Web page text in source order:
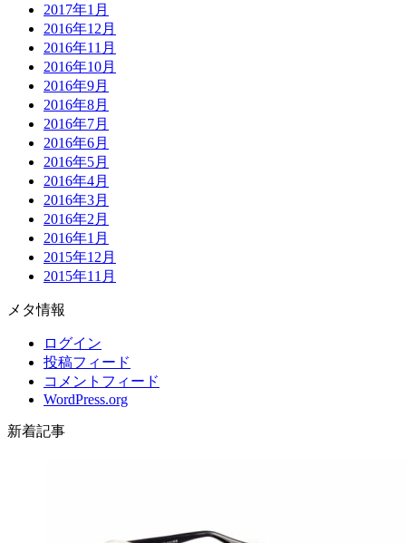
2017年1月
2016年12月
2016年11月
2016年10月
2016年9月
2016年8月
2016年7月
2016年6月
2016年5月
2016年4月
2016年3月
2016年2月
2016年1月
2015年12月
2015年11月
メタ情報
ログイン
投稿フィード
コメントフィード
WordPress.org
新着記事